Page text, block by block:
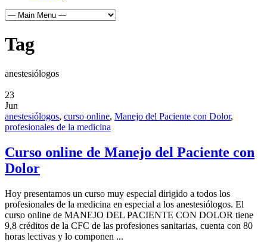
Tag
anestesiólogos
23
Jun
anestesiólogos, curso online, Manejo del Paciente con Dolor,
profesionales de la medicina
Curso online de Manejo del Paciente con
Dolor
Hoy presentamos un curso muy especial dirigido a todos los
profesionales de la medicina en especial a los anestesiólogos. El
curso online de MANEJO DEL PACIENTE CON DOLOR tiene
9,8 créditos de la CFC de las profesiones sanitarias, cuenta con 80
horas lectivas y lo componen ...